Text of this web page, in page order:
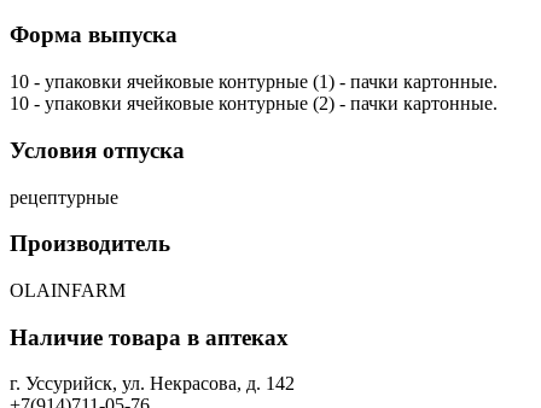
Форма выпуска
10 - упаковки ячейковые контурные (1) - пачки картонные.
10 - упаковки ячейковые контурные (2) - пачки картонные.
Условия отпуска
рецептурные
Производитель
OLAINFARM
Наличие товара в аптеках
г. Уссурийск, ул. Некрасова, д. 142